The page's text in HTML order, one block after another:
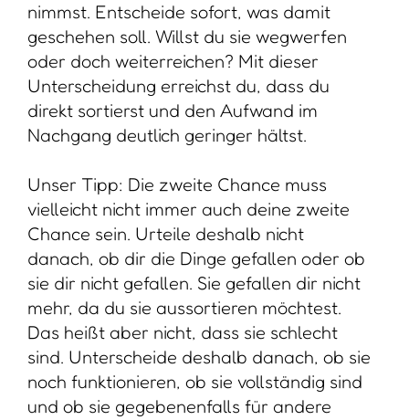
nimmst. Entscheide sofort, was damit
geschehen soll. Willst du sie wegwerfen
oder doch weiterreichen? Mit dieser
Unterscheidung erreichst du, dass du
direkt sortierst und den Aufwand im
Nachgang deutlich geringer hältst.
Unser Tipp: Die zweite Chance muss
vielleicht nicht immer auch deine zweite
Chance sein. Urteile deshalb nicht
danach, ob dir die Dinge gefallen oder ob
sie dir nicht gefallen. Sie gefallen dir nicht
mehr, da du sie aussortieren möchtest.
Das heißt aber nicht, dass sie schlecht
sind. Unterscheide deshalb danach, ob sie
noch funktionieren, ob sie vollständig sind
und ob sie gegebenenfalls für andere